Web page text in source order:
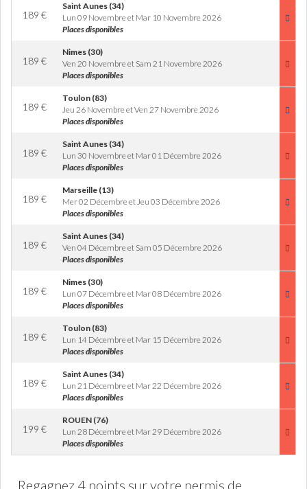
189 €
Saint Aunes (34)
Lun 09 Novembre et Mar 10 Novembre 2026
Places disponibles
189 €
Nimes (30)
Ven 20 Novembre et Sam 21 Novembre 2026
Places disponibles
189 €
Toulon (83)
Jeu 26 Novembre et Ven 27 Novembre 2026
Places disponibles
189 €
Saint Aunes (34)
Lun 30 Novembre et Mar 01 Décembre 2026
Places disponibles
189 €
Marseille (13)
Mer 02 Décembre et Jeu 03 Décembre 2026
Places disponibles
189 €
Saint Aunes (34)
Ven 04 Décembre et Sam 05 Décembre 2026
Places disponibles
189 €
Nimes (30)
Lun 07 Décembre et Mar 08 Décembre 2026
Places disponibles
189 €
Toulon (83)
Lun 14 Décembre et Mar 15 Décembre 2026
Places disponibles
189 €
Saint Aunes (34)
Lun 21 Décembre et Mar 22 Décembre 2026
Places disponibles
199 €
ROUEN (76)
Lun 28 Décembre et Mar 29 Décembre 2026
Places disponibles
Regagnez 4 points sur votre permis de